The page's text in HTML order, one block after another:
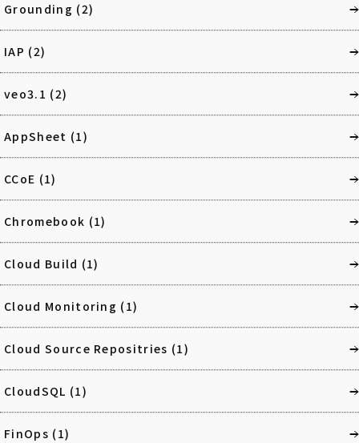
Grounding (2)
IAP (2)
veo3.1 (2)
AppSheet (1)
CCoE (1)
Chromebook (1)
Cloud Build (1)
Cloud Monitoring (1)
Cloud Source Repositries (1)
CloudSQL (1)
FinOps (1)